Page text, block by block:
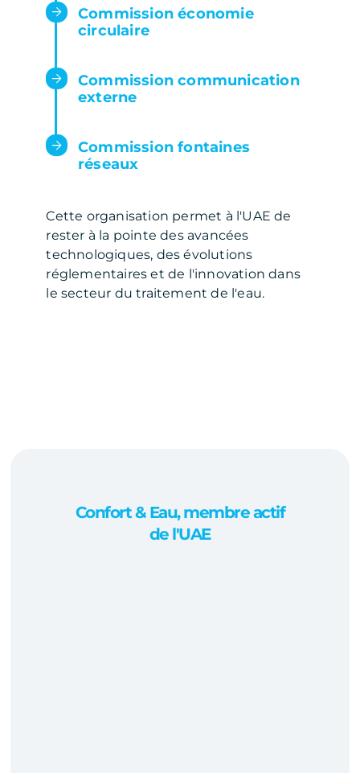
Commission économie
circulaire
Commission communication
externe
Commission fontaines
réseaux
Cette organisation permet à l'UAE de
rester à la pointe des avancées
technologiques, des évolutions
réglementaires et de l'innovation dans
le secteur du traitement de l'eau.
Confort & Eau, membre actif
de l'UAE